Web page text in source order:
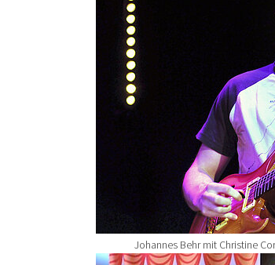
Johannes Behr mit Christine